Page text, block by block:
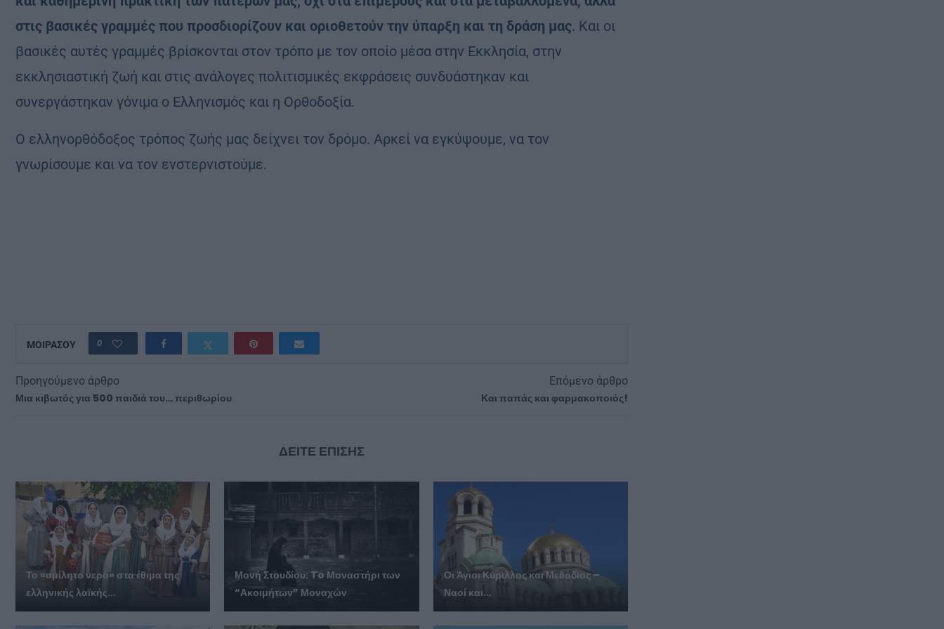
στις βασικές γραμμές που προσδιορίζουν και οριοθετούν την ύπαρξη και τη δράση μας. Και οι
βασικές αυτές γραμμές βρίσκονται στον τρόπο με τον οποίο μέσα στην Εκκλησία, στην
εκκλησιαστική ζωή και στις ανάλογες πολιτισμικές εκφράσεις συνδυάστηκαν και
συνεργάστηκαν γόνιμα ο Ελληνισμός και η Ορθοδοξία.
Ο ελληνορθόδοξος τρόπος ζωής μας δείχνει τον δρόμο. Αρκεί να εγκύψουμε, να τον
γνωρίσουμε και να τον ενστερνιστούμε.
ΜΟΙΡΑΣΟΥ 0
Προηγούμενο άρθρο
Μια κιβωτός για 500 παιδιά του… περιθωρίου
Επόμενο άρθρο
Και παπάς και φαρμακοποιός!
ΔΕΙΤΕ ΕΠΙΣΗΣ
Το «αμίλητο νερό» στα έθιμα της
ελληνικής λαϊκής...
Μονή Στουδίου: To Μοναστήρι των
“Ακοιμήτων” Μοναχών
Οι Άγιοι Κύριλλος και Μεθόδιος –
Ναοί και...